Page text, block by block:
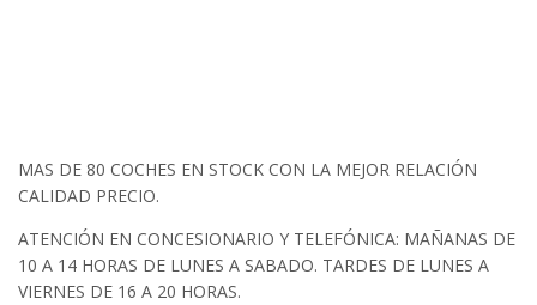
MAS DE 80 COCHES EN STOCK CON LA MEJOR RELACIÓN
CALIDAD PRECIO.
ATENCIÓN EN CONCESIONARIO Y TELEFÓNICA: MAÑANAS DE
10 A 14 HORAS DE LUNES A SABADO. TARDES DE LUNES A
VIERNES DE 16 A 20 HORAS.